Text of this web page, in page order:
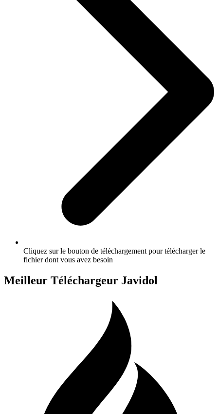
Cliquez sur le bouton de téléchargement pour télécharger le
fichier dont vous avez besoin
Meilleur Téléchargeur Javidol